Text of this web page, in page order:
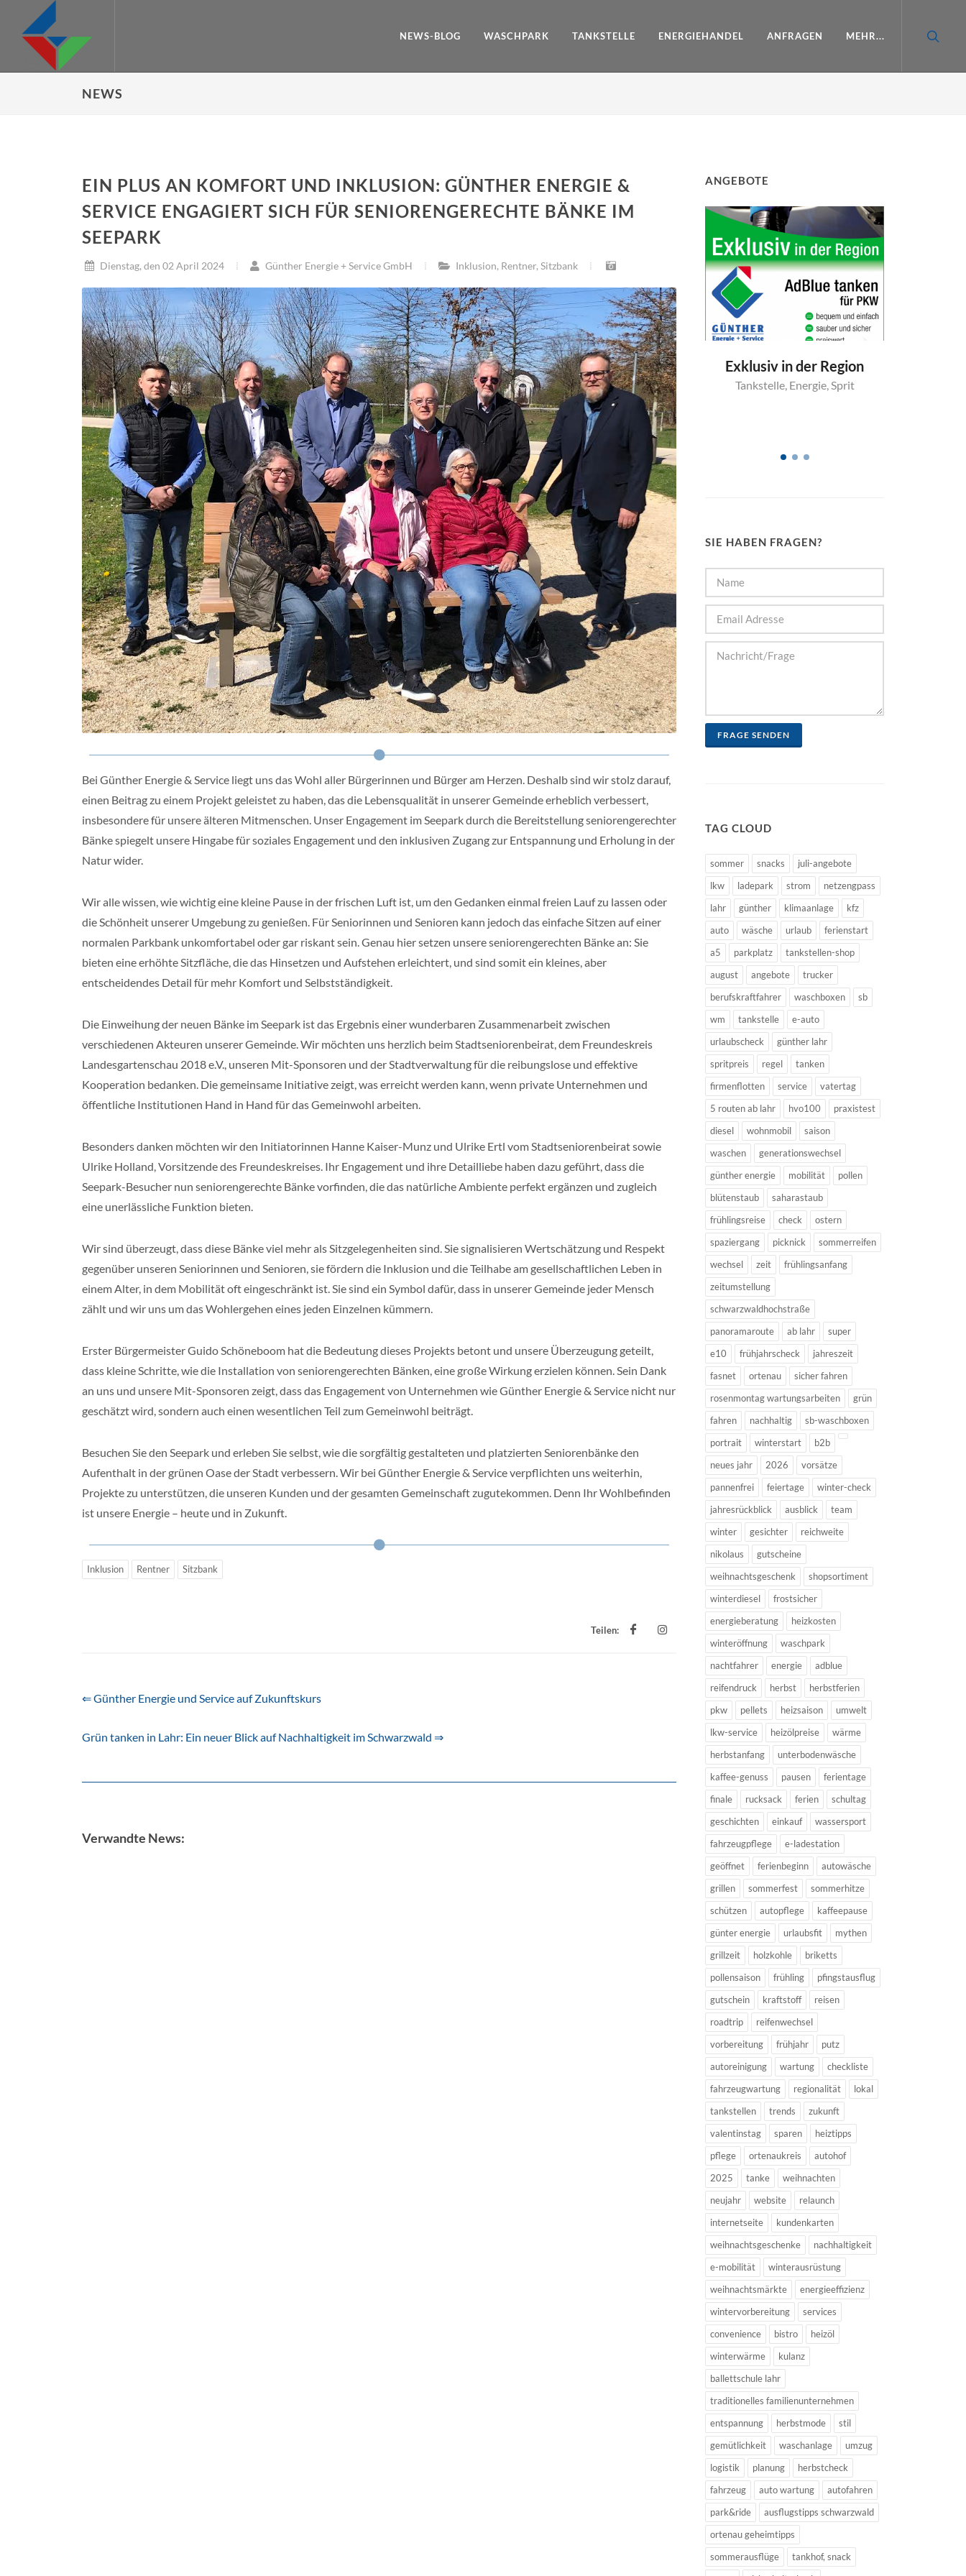
NEWS-BLOG WASCHPARK TANKSTELLE ENERGIEHANDEL ANFRAGEN MEHR...
NEWS
EIN PLUS AN KOMFORT UND INKLUSION: GÜNTHER ENERGIE &
SERVICE ENGAGIERT SICH FÜR SENIORENGERECHTE BÄNKE IM
SEEPARK
Dienstag, den 02 April 2024 Günther Energie + Service GmbH Inklusion, Rentner, Sitzbank
Bei Günther Energie & Service liegt uns das Wohl aller Bürgerinnen und Bürger am Herzen. Deshalb sind wir stolz darauf,
einen Beitrag zu einem Projekt geleistet zu haben, das die Lebensqualität in unserer Gemeinde erheblich verbessert,
insbesondere für unsere älteren Mitmenschen. Unser Engagement im Seepark durch die Bereitstellung seniorengerechter
Bänke spiegelt unsere Hingabe für soziales Engagement und den inklusiven Zugang zur Entspannung und Erholung in der
Natur wider.
Wir alle wissen, wie wichtig eine kleine Pause in der frischen Luft ist, um den Gedanken einmal freien Lauf zu lassen oder
die Schönheit unserer Umgebung zu genießen. Für Seniorinnen und Senioren kann jedoch das einfache Sitzen auf einer
normalen Parkbank unkomfortabel oder gar riskant sein. Genau hier setzen unsere seniorengerechten Bänke an: Sie
bieten eine erhöhte Sitzfläche, die das Hinsetzen und Aufstehen erleichtert, und sind somit ein kleines, aber
entscheidendes Detail für mehr Komfort und Selbstständigkeit.
Die Einweihung der neuen Bänke im Seepark ist das Ergebnis einer wunderbaren Zusammenarbeit zwischen
verschiedenen Akteuren unserer Gemeinde. Wir möchten uns herzlich beim Stadtseniorenbeirat, dem Freundeskreis
Landesgartenschau 2018 e.V., unseren Mit-Sponsoren und der Stadtverwaltung für die reibungslose und effektive
Kooperation bedanken. Die gemeinsame Initiative zeigt, was erreicht werden kann, wenn private Unternehmen und
öffentliche Institutionen Hand in Hand für das Gemeinwohl arbeiten.
Besonders danken möchten wir den Initiatorinnen Hanne Kaiser-Munz und Ulrike Ertl vom Stadtseniorenbeirat sowie
Ulrike Holland, Vorsitzende des Freundeskreises. Ihr Engagement und ihre Detailliebe haben dazu geführt, dass die
Seepark-Besucher nun seniorengerechte Bänke vorfinden, die das natürliche Ambiente perfekt ergänzen und zugleich
eine unerlässliche Funktion bieten.
Wir sind überzeugt, dass diese Bänke viel mehr als Sitzgelegenheiten sind. Sie signalisieren Wertschätzung und Respekt
gegenüber unseren Seniorinnen und Senioren, sie fördern die Inklusion und die Teilhabe am gesellschaftlichen Leben in
einem Alter, in dem Mobilität oft eingeschränkt ist. Sie sind ein Symbol dafür, dass in unserer Gemeinde jeder Mensch
zählt und wir uns um das Wohlergehen eines jeden Einzelnen kümmern.
Erster Bürgermeister Guido Schöneboom hat die Bedeutung dieses Projekts betont und unsere Überzeugung geteilt,
dass kleine Schritte, wie die Installation von seniorengerechten Bänken, eine große Wirkung erzielen können. Sein Dank
an uns und unsere Mit-Sponsoren zeigt, dass das Engagement von Unternehmen wie Günther Energie & Service nicht nur
geschätzt wird, sondern auch einen wesentlichen Teil zum Gemeinwohl beiträgt.
Besuchen Sie den Seepark und erleben Sie selbst, wie die sorgfältig gestalteten und platzierten Seniorenbänke den
Aufenthalt in der grünen Oase der Stadt verbessern. Wir bei Günther Energie & Service verpflichten uns weiterhin,
Projekte zu unterstützen, die unseren Kunden und der gesamten Gemeinschaft zugutekommen. Denn Ihr Wohlbefinden
ist unsere Energie – heute und in Zukunft.
Inklusion Rentner Sitzbank
Teilen:
⇐ Günther Energie und Service auf Zukunftskurs
Grün tanken in Lahr: Ein neuer Blick auf Nachhaltigkeit im Schwarzwald ⇒
Verwandte News:
ANGEBOTE
Tankstellenpreise
Tankstelle,Energie,Preise
SB-Waschboxen der
besonderen Art
Waschanlage,Reinigung,
Waschboxen
Exklusiv in der Region
Tankstelle,Energie,Sprit
Tankstellenpreise
Tankstelle, Energie, Preise
SIE HABEN FRAGEN?
FRAGE SENDEN
TAG CLOUD
sommer snacks
juli-angebote
lkw
ladepark strom
netzengpass
lahr
günther klimaanlage
kfz
auto
wäsche urlaub
ferienstart
a5
parkplatz
tankstellen-shop
august
angebote
trucker
berufskraftfahrer
waschboxen
sb
wm
tankstelle
e-auto
urlaubscheck
günther lahr
spritpreis
regel
tanken
firmenflotten
service
vatertag
5 routen ab lahr
hvo100
praxistest
diesel
wohnmobil
saison
waschen
generationswechsel
günther energie
mobilität
pollen
blütenstaub
saharastaub
frühlingsreise
check
ostern
spaziergang
picknick
sommerreifen
wechsel
zeit
frühlingsanfang
zeitumstellung
schwarzwaldhochstraße
panoramaroute
ab lahr
super
e10
frühjahrscheck
jahreszeit
fasnet
ortenau
sicher fahren
rosenmontag wartungsarbeiten
grün
fahren
nachhaltig
sb-waschboxen
portrait
winterstart
b2b
neues jahr
2026
vorsätze
pannenfrei
feiertage
winter-check
jahresrückblick
ausblick
team
winter
gesichter
reichweite
nikolaus
gutscheine
weihnachtsgeschenk
shopsortiment
winterdiesel
frostsicher
energieberatung
heizkosten
winteröffnung
waschpark
nachtfahrer
energie
adblue
reifendruck
herbst
herbstferien
pkw
pellets heizsaison
umwelt
lkw-service
heizölpreise
wärme
herbstanfang
unterbodenwäsche
kaffee-genuss
pausen
ferientage
finale
rucksack ferien
schultag
geschichten
einkauf
wassersport
fahrzeugpflege
e-ladestation
geöffnet
ferienbeginn
autowäsche
grillen
sommerfest
sommerhitze
schützen
autopflege
kaffeepause
günter energie
urlaubsfit
mythen
grillzeit
holzkohle
briketts
pollensaison
frühling
pfingstausflug
gutschein
kraftstoff
reisen
roadtrip
reifenwechsel
vorbereitung
frühjahr
putz
autoreinigung
wartung
checkliste
fahrzeugwartung
regionalität
lokal
tankstellen
trends
zukunft
valentinstag
sparen
heiztipps
pflege
ortenaukreis
autohof
2025
tanke
weihnachten
neujahr
website
relaunch
internetseite
kundenkarten
weihnachtsgeschenke
nachhaltigkeit
e-mobilität
winterausrüstung
weihnachtsmärkte
energieeffizienz
wintervorbereitung
services
convenience
bistro
heizöl
winterwärme
kulanz
ballettschule lahr
traditionelles familienunternehmen
entspannung
herbstmode
stil
gemütlichkeit
waschanlage
umzug
logistik
planung
herbstcheck
fahrzeug
auto wartung
autofahren
park&ride
ausflugstipps schwarzwald
ortenau geheimtipps
sommerausflüge
tankhof, snack